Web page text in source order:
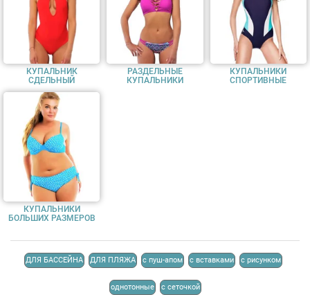
КУПАЛЬНИК
СДЕЛЬНЫЙ
РАЗДЕЛЬНЫЕ
КУПАЛЬНИКИ
КУПАЛЬНИКИ
СПОРТИВНЫЕ
КУПАЛЬНИКИ
БОЛЬШИХ РАЗМЕРОВ
ДЛЯ БАССЕЙНА ДЛЯ ПЛЯЖА с пуш-апом с вставками с рисунком
однотонные с сеточкой